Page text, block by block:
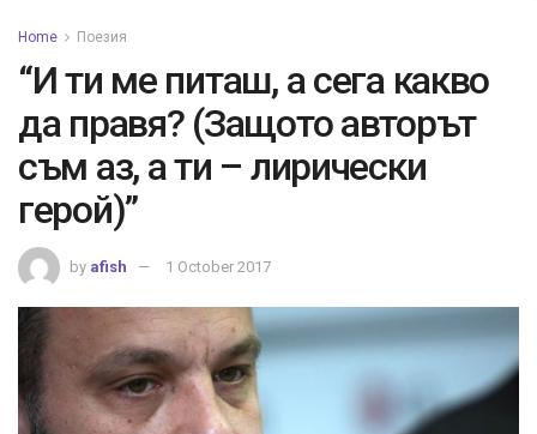
Home Поезия
“И ти ме питаш, а сега какво
да правя? (Защото авторът
съм аз, а ти – лирически
герой)”
by afish 1 October 2017